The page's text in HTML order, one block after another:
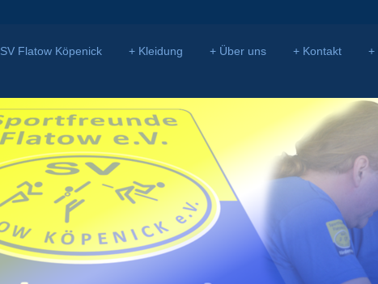
SV Flatow Köpenick Kleidung Über uns Kontakt